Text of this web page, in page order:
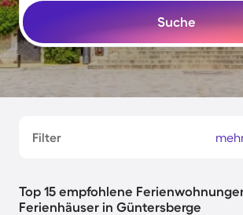
Suche
Filter
Top 15 empfohlene
Ferienhäuser in Güntersberge